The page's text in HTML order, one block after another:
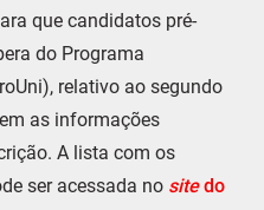
que candidatos pré-
do Programa
relativo ao segundo
as informações
A lista com os
ser acessada no sitedo